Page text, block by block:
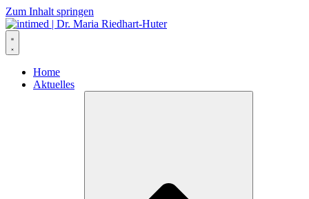
Zum Inhalt springen
Home
Aktuelles